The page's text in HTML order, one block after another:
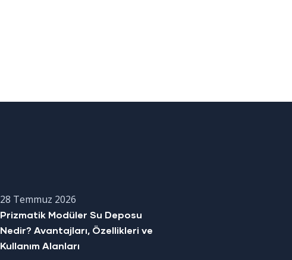
28 Temmuz 2026
Prizmatik Modüler Su Deposu
Nedir? Avantajları, Özellikleri ve
Kullanım Alanları